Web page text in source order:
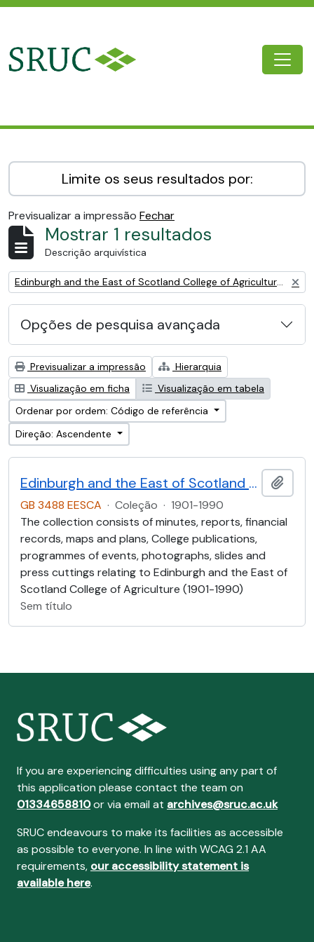
Limite os seus resultados por:
Previsualizar a impressão Fechar
Mostrar 1 resultados
Descrição arquivística
Remove filter: Edinburgh and the East of Scotland College of Agriculture (EESCA)
Opções de pesquisa avançada
Previsualizar a impressão
Hierarquia
Visualização em ficha
Visualização em tabela
Ordenar por ordem: Código de referência
Direção: Ascendente
Edinburgh and the East of Scotland College of Agriculture (EESCA)
GB 3488 EESCA · Coleção · 1901-1990
The collection consists of minutes, reports, financial
records, maps and plans, College publications,
programmes of events, photographs, slides and
press cuttings relating to Edinburgh and the East of
Scotland College of Agriculture (1901-1990)
Sem título
If you are experiencing difficulties using any part of
this application please contact the team on
01334658810or via email at archives@sruc.ac.uk
SRUC endeavours to make its facilities as accessible
as possible to everyone. In line with WCAG 2.1 AA
requirements, our accessibility statement is
available here.